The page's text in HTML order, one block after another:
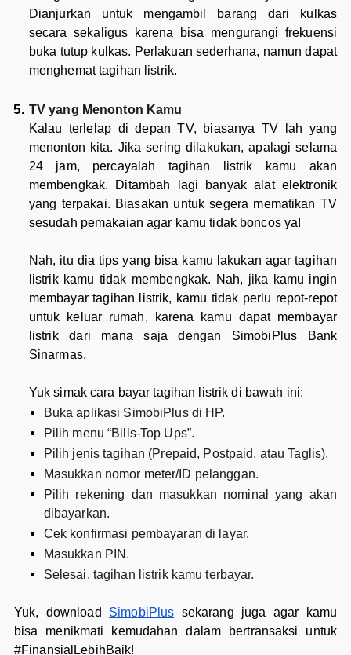
Dianjurkan untuk mengambil barang dari kulkas
secara sekaligus karena bisa mengurangi frekuensi
buka tutup kulkas. Perlakuan sederhana, namun dapat
menghemat tagihan listrik.
TV yang Menonton Kamu
Kalau terlelap di depan TV, biasanya TV lah yang
menonton kita. Jika sering dilakukan, apalagi selama
24 jam, percayalah tagihan listrik kamu akan
membengkak. Ditambah lagi banyak alat elektronik
yang terpakai. Biasakan untuk segera mematikan TV
sesudah pemakaian agar kamu tidak boncos ya!
Nah, itu dia tips yang bisa kamu lakukan agar tagihan
listrik kamu tidak membengkak. Nah, jika kamu ingin
membayar tagihan listrik, kamu tidak perlu repot-repot
untuk keluar rumah, karena kamu dapat membayar
listrik dari mana saja dengan SimobiPlus Bank
Sinarmas.
Yuk simak cara bayar tagihan listrik di bawah ini:
Buka aplikasi SimobiPlus di HP.
Pilih menu “Bills-Top Ups”.
Pilih jenis tagihan (Prepaid, Postpaid, atau Taglis).
Masukkan nomor meter/ID pelanggan.
Pilih rekening dan masukkan nominal yang akan
dibayarkan.
Cek konfirmasi pembayaran di layar.
Masukkan PIN.
Selesai, tagihan listrik kamu terbayar.
Yuk, download SimobiPlus sekarang juga agar kamu
bisa menikmati kemudahan dalam bertransaksi untuk
#FinansialLebihBaik!